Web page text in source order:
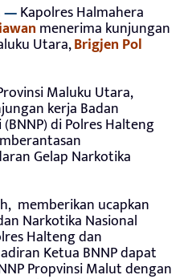
—Kapolres Halmahera
menerima kunjungan
Utara,Brigjen Pol
Maluku Utara,
kerja Badan
di Polres Halteng
Gelap Narkotika
memberikan ucapkan
Narkotika Nasional
Halteng dan
Ketua BNNP dapat
Propvinsi Malut dengan